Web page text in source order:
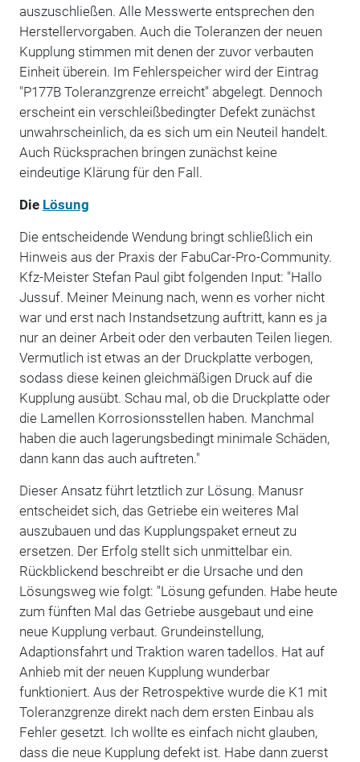
auszuschließen. Alle Messwerte entsprechen den
Herstellervorgaben. Auch die Toleranzen der neuen
Kupplung stimmen mit denen der zuvor verbauten
Einheit überein. Im Fehlerspeicher wird der Eintrag
"P177B Toleranzgrenze erreicht" abgelegt. Dennoch
erscheint ein verschleißbedingter Defekt zunächst
unwahrscheinlich, da es sich um ein Neuteil handelt.
Auch Rücksprachen bringen zunächst keine
eindeutige Klärung für den Fall.
Die Lösung
Die entscheidende Wendung bringt schließlich ein
Hinweis aus der Praxis der FabuCar-Pro-Community.
Kfz-Meister Stefan Paul gibt folgenden Input: "Hallo
Jussuf. Meiner Meinung nach, wenn es vorher nicht
war und erst nach Instandsetzung auftritt, kann es ja
nur an deiner Arbeit oder den verbauten Teilen liegen.
Vermutlich ist etwas an der Druckplatte verbogen,
sodass diese keinen gleichmäßigen Druck auf die
Kupplung ausübt. Schau mal, ob die Druckplatte oder
die Lamellen Korrosionsstellen haben. Manchmal
haben die auch lagerungsbedingt minimale Schäden,
dann kann das auch auftreten."
Dieser Ansatz führt letztlich zur Lösung. Manusr
entscheidet sich, das Getriebe ein weiteres Mal
auszubauen und das Kupplungspaket erneut zu
ersetzen. Der Erfolg stellt sich unmittelbar ein.
Rückblickend beschreibt er die Ursache und den
Lösungsweg wie folgt: "Lösung gefunden. Habe heute
zum fünften Mal das Getriebe ausgebaut und eine
neue Kupplung verbaut. Grundeinstellung,
Adaptionsfahrt und Traktion waren tadellos. Hat auf
Anhieb mit der neuen Kupplung wunderbar
funktioniert. Aus der Retrospektive wurde die K1 mit
Toleranzgrenze direkt nach dem ersten Einbau als
Fehler gesetzt. Ich wollte es einfach nicht glauben,
dass die neue Kupplung defekt ist. Habe dann zuerst